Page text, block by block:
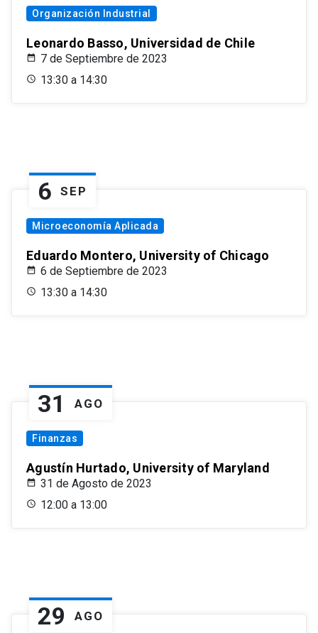
Organización Industrial
Leonardo Basso, Universidad de Chile
7 de Septiembre de 2023
13:30 a 14:30
6 SEP
Microeconomía Aplicada
Eduardo Montero, University of Chicago
6 de Septiembre de 2023
13:30 a 14:30
31 AGO
Finanzas
Agustín Hurtado, University of Maryland
31 de Agosto de 2023
12:00 a 13:00
29 AGO